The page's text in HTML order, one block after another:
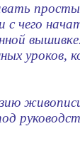
чего
уроков,